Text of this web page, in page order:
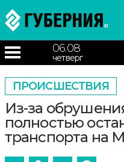
06.08
четверг
ПРОИСШЕСТВИЯ
Из-за
полностью
транспорта на